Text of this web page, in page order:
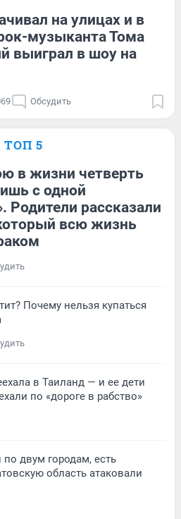
на улицах и в
музыканта Тома
выиграл в шоу на
Обсудить
ТОП 5
в жизни четверть
с одной
Родители рассказали
всю жизнь
Почему нельзя купаться
в Таиланд — и ее дети
по «дороге в рабство»
двум городам, есть
область атаковали